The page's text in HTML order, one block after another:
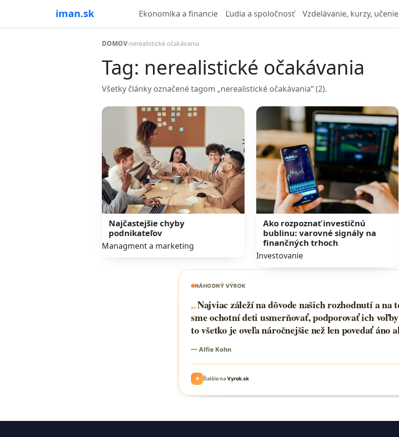
iman.sk Ekonomika a financie Ľudia a spoločnosť Vzdelávanie, kurzy, učenie
DOMOV›nerealistické očakávania
Tag: nerealistické očakávania
Všetky články označené tagom „nerealistické očakávania“ (2).
Najčastejšie chyby
podnikateľov
Managment a marketing
Ako rozpoznať investičnú
bublinu: varovné signály na
finančných trhoch
Investovanie